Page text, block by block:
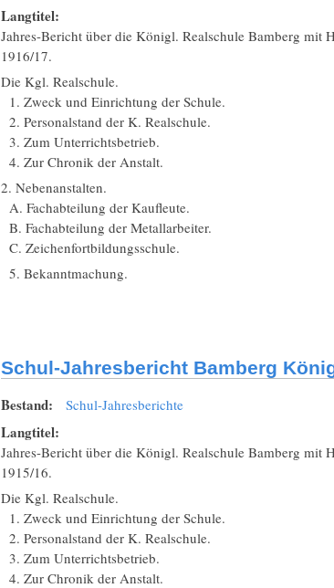
Langtitel:
Jahres-Bericht über die Königl. Realschule Bamberg mit
1916/17.
Die Kgl. Realschule.
1. Zweck und Einrichtung der Schule.
2. Personalstand der K. Realschule.
3. Zum Unterrichtsbetrieb.
4. Zur Chronik der Anstalt.
2. Nebenanstalten.
A. Fachabteilung der Kaufleute.
B. Fachabteilung der Metallarbeiter.
C. Zeichenfortbildungsschule.
5. Bekanntmachung.
Schul-Jahresbericht Bamberg
Bestand: Schul-Jahresberichte
Langtitel:
Jahres-Bericht über die Königl. Realschule Bamberg mit
1915/16.
Die Kgl. Realschule.
1. Zweck und Einrichtung der Schule.
2. Personalstand der K. Realschule.
3. Zum Unterrichtsbetrieb.
4. Zur Chronik der Anstalt.